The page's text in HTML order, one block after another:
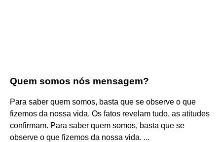
Quem somos nós mensagem?
Para saber quem somos, basta que se observe o que
fizemos da nossa vida. Os fatos revelam tudo, as atitudes
confirmam. Para saber quem somos, basta que se
observe o que fizemos da nossa vida. ...